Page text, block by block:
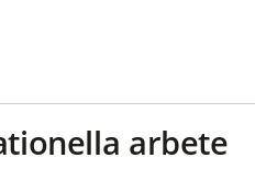
arbete